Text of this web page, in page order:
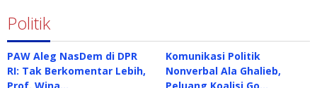
Politik
PAW Aleg NasDem di DPR
RI: Tak Berkomentar Lebih,
Komunikasi Politik
Nonverbal Ala Ghalieb,